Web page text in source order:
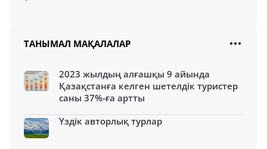
ТАНЫМАЛ МАҚАЛАЛАР
2023 жылдың алғашқы 9 айында
Қазақстанға келген шетелдік туристер
саны 37%-ға артты
Үздік авторлық турлар